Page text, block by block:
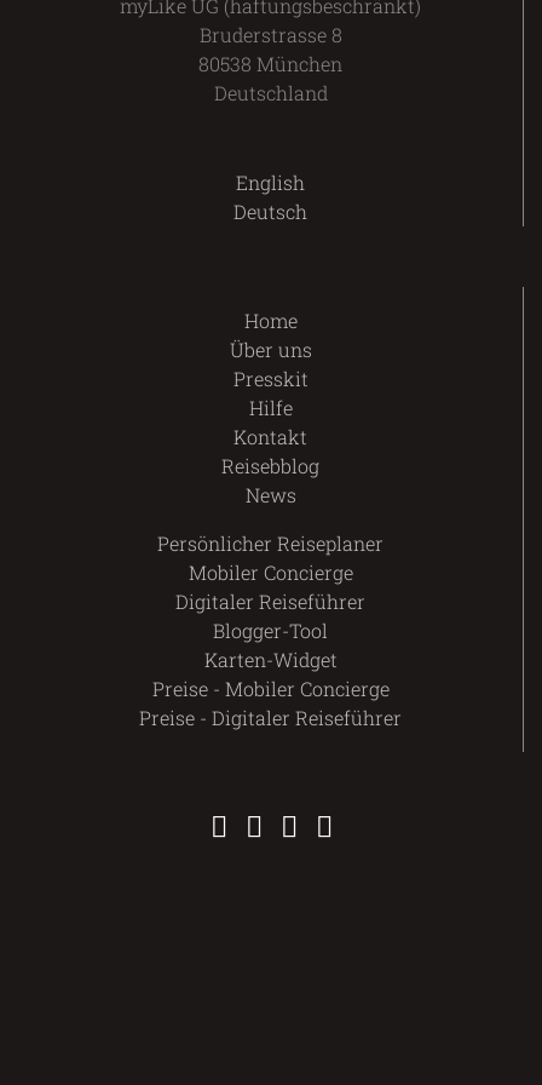
myLike UG (haftungsbeschränkt)
Bruderstrasse 8
80538 München
Deutschland
English
Deutsch
Home
Über uns
Presskit
Hilfe
Kontakt
Reisebblog
News
Persönlicher Reiseplaner
Mobiler Concierge
Digitaler Reiseführer
Blogger-Tool
Karten-Widget
Preise - Mobiler Concierge
Preise - Digitaler Reiseführer